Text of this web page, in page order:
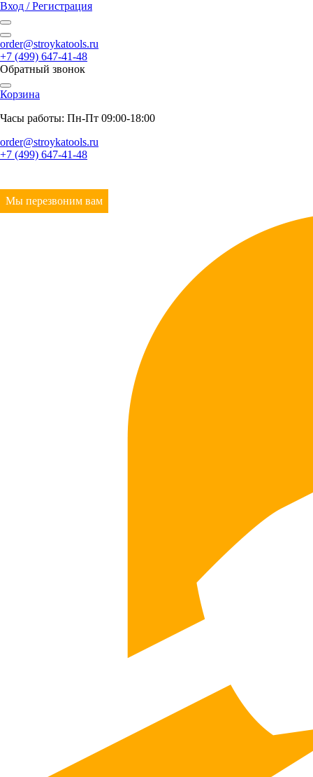
Вход / Регистрация
order@stroykatools.ru
+7 (499) 647-41-48
Обратный звонок
Корзина
Часы работы: Пн-Пт 09:00-18:00
order@stroykatools.ru
+7 (499) 647-41-48
Мы перезвоним вам